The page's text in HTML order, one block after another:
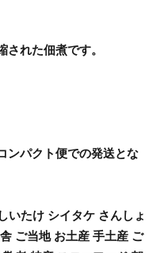
れた佃煮です。
ンパクト便での発送とな
いたけ シイタケ さんしょ
ご当地 お土産 手土産 ご